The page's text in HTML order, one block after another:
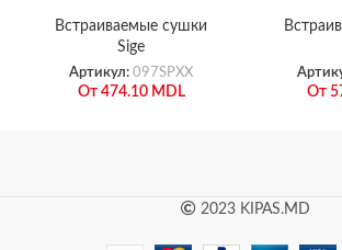
Встраиваемые сушки
Sige
Артикул: 097SPXX
От 474.10 MDL От
2023 KIPAS.MD